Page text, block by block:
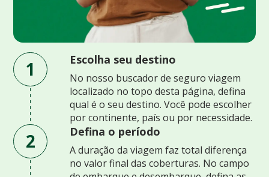
1 Escolha seu destino
No nosso buscador de seguro viagem
localizado no topo desta página, defina
qual é o seu destino. Você pode escolher
por continente, país ou por necessidade.
2 Defina o período
A duração da viagem faz total diferença
no valor final das coberturas. No campo